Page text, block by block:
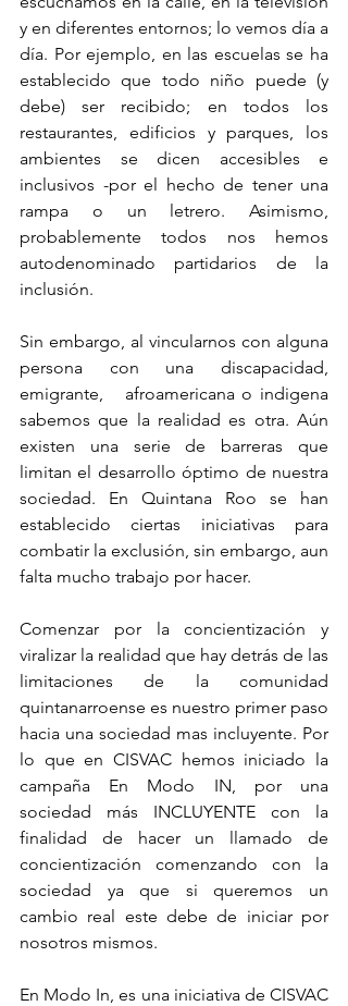
y en diferentes entornos; lo vemos día a
día. Por ejemplo, en las escuelas se ha
establecido que todo niño puede (y
debe) ser recibido; en todos los
restaurantes, edificios y parques, los
ambientes se dicen accesibles e
inclusivos -por el hecho de tener una
rampa o un letrero. Asimismo,
probablemente todos nos hemos
autodenominado partidarios de la
inclusión.
Sin embargo, al vincularnos con alguna
persona con una discapacidad,
emigrante,   afroamericana o indigena
sabemos que la realidad es otra. Aún
existen una serie de barreras que
limitan el desarrollo óptimo de nuestra
sociedad. En Quintana Roo se han
establecido ciertas iniciativas para
combatir la exclusión, sin embargo, aun
falta mucho trabajo por hacer.
Comenzar por la concientización y
viralizar la realidad que hay detrás de las
limitaciones de la comunidad
quintanarroense es nuestro primer paso
hacia una sociedad mas incluyente. Por
lo que en CISVAC hemos iniciado la
campaña En Modo IN, por una
sociedad más INCLUYENTE con la
finalidad de hacer un llamado de
concientización comenzando con la
sociedad ya que si queremos un
cambio real este debe de iniciar por
nosotros mismos.
En Modo In, es una iniciativa de CISVAC